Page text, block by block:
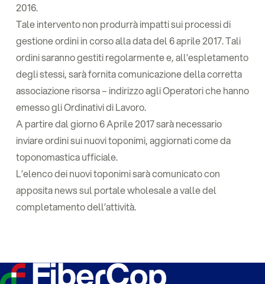
2016.
Tale intervento non produrrà impatti sui processi di
gestione ordini in corso alla data del 6 aprile 2017. Tali
ordini saranno gestiti regolarmente e, all’espletamento
degli stessi, sarà fornita comunicazione della corretta
associazione risorsa – indirizzo agli Operatori che hanno
emesso gli Ordinativi di Lavoro.
A partire dal giorno 6 Aprile 2017 sarà necessario
inviare ordini sui nuovi toponimi, aggiornati come da
toponomastica ufficiale.
L’elenco dei nuovi toponimi sarà comunicato con
apposita news sul portale wholesale a valle del
completamento dell’attività.